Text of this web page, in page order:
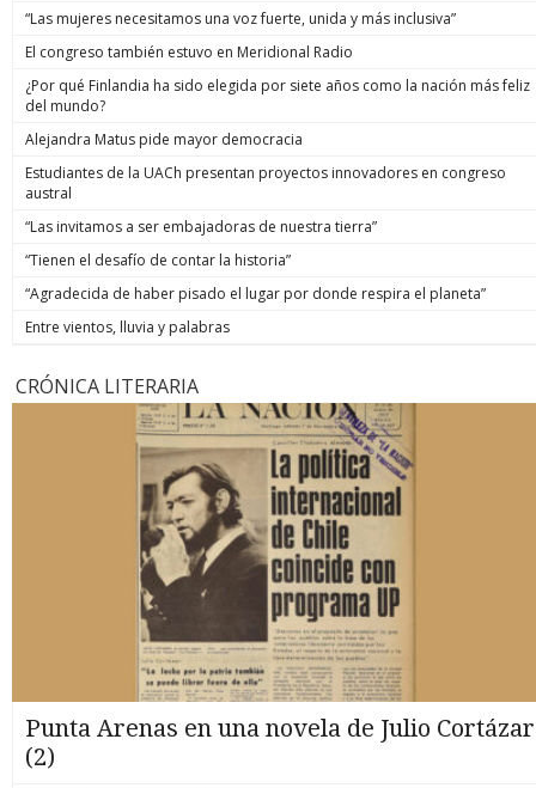
“Las mujeres necesitamos una voz fuerte, unida y más inclusiva”
El congreso también estuvo en Meridional Radio
¿Por qué Finlandia ha sido elegida por siete años como la nación más feliz
del mundo?
Alejandra Matus pide mayor democracia
Estudiantes de la UACh presentan proyectos innovadores en congreso
austral
“Las invitamos a ser embajadoras de nuestra tierra”
“Tienen el desafío de contar la historia”
“Agradecida de haber pisado el lugar por donde respira el planeta”
Entre vientos, lluvia y palabras
CRÓNICA LITERARIA
Punta Arenas en una novela de Julio Cortázar
(2)